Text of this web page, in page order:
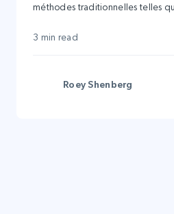
méthodes traditionnelles telles
services d’abonnement ont leurs
explorerons des moyens
3 min read
Roey Shenberg